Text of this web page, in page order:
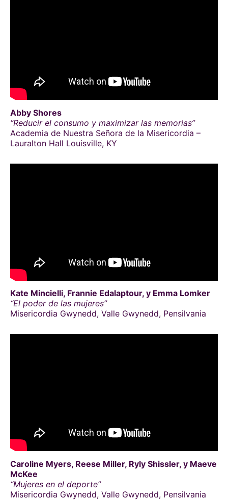
Abby Shores
“Reducir el consumo y maximizar las memorias”
Academia de Nuestra Señora de la Misericordia –
Lauralton Hall Louisville, KY
Kate Mincielli, Frannie Edalaptour, y Emma Lomker
“El poder de las mujeres”
Misericordia Gwynedd, Valle Gwynedd, Pensilvania
Caroline Myers, Reese Miller, Ryly Shissler, y Maeve
McKee
“Mujeres en el deporte”
Misericordia Gwynedd, Valle Gwynedd, Pensilvania